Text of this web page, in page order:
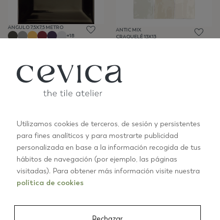
ANGULO 7,5X7,5 METRO
+18
ANTIC MIX
CRAQUELÉ 13X13
ANTIC 13X13 ANTRACITA
CEM09
ANTIC 13X13 AQUA
CEM09
Utilizamos cookies de terceros, de sesión y persistentes
para fines analíticos y para mostrarte publicidad
personalizada en base a la información recogida de tus
hábitos de navegación (por ejemplo, las páginas
visitadas). Para obtener más información visite nuestra
política de cookies